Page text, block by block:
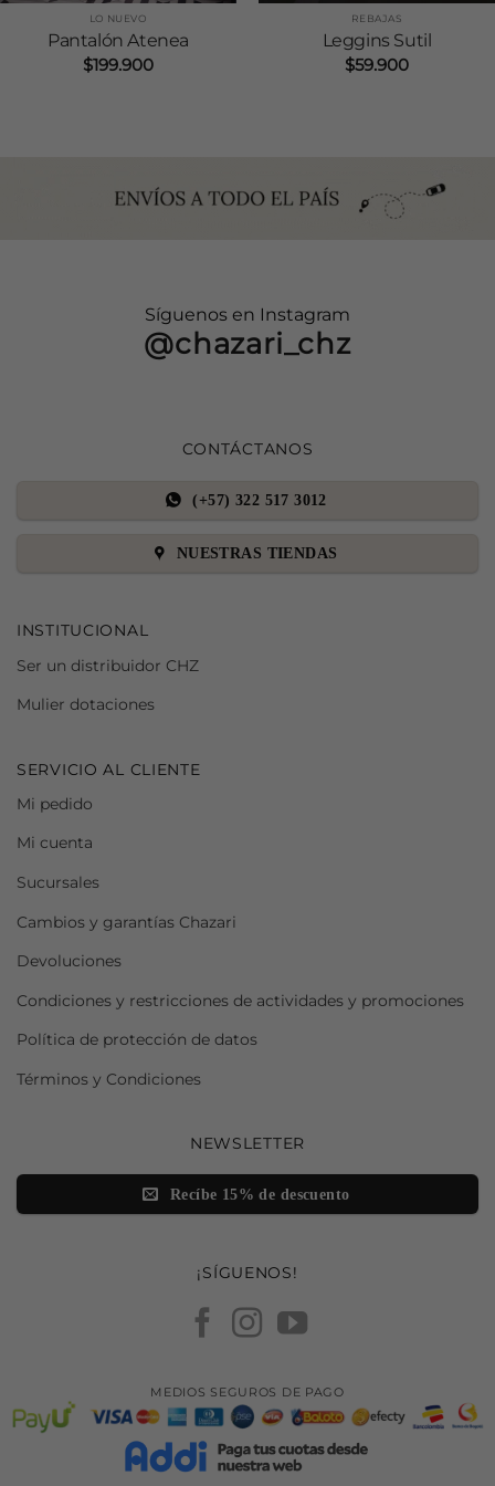
LO NUEVO
Pantalón Atenea
$199.900
REBAJAS
Leggins Sutil
$59.900
Síguenos en Instagram
@chazari_chz
CONTÁCTANOS
(+57) 322 517 3012
NUESTRAS TIENDAS
INSTITUCIONAL
Ser un distribuidor CHZ
Mulier dotaciones
SERVICIO AL CLIENTE
Mi pedido
Mi cuenta
Sucursales
Cambios y garantías Chazari
Devoluciones
Condiciones y restricciones de actividades y promociones
Política de protección de datos
Términos y Condiciones
NEWSLETTER
Recíbe 15% de descuento
¡SÍGUENOS!
MEDIOS SEGUROS DE PAGO